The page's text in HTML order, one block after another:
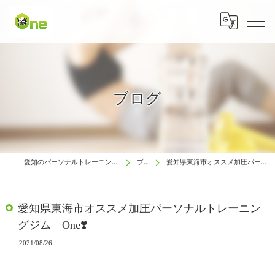
ブログ
愛知のパーソナルトレーニングは生涯動ける体研究所 One ブログ 愛知県東海市オススメ加圧パーソナルトレーニングジム One❣️
愛知県東海市オススメ加圧パーソナルトレーニン
グジム One❣️
2021/08/26